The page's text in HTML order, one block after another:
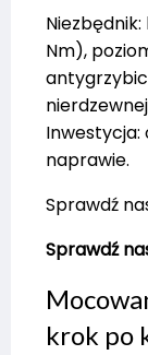
Nm),
Inwestycja:
naprawie.
Sprawdź
Sprawdź
krok po